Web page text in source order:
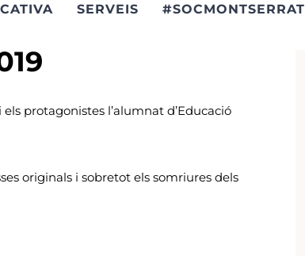
SERVEIS #SOCMONTSERRAT
protagonistes l’alumnat d’Educació
originals i sobretot els somriures dels